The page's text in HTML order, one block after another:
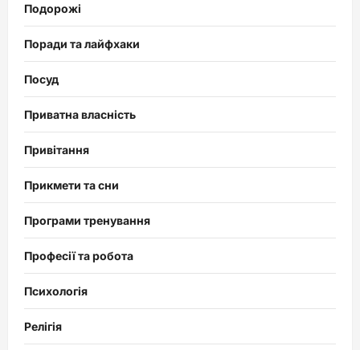
Подорожі
Поради та лайфхаки
Посуд
Приватна власність
Привітання
Прикмети та сни
Програми тренування
Професії та робота
Психологія
Релігія